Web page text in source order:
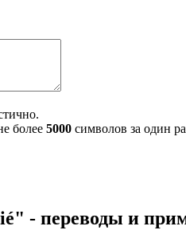
более 5000 символов за один
- переводы и